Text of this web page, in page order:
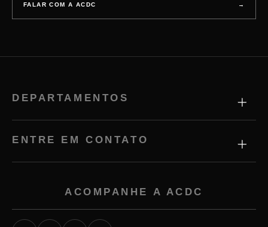
FALAR COM A ACDC →
DEPARTAMENTOS
ENTRE EM CONTATO
ACOMPANHE A ACDC